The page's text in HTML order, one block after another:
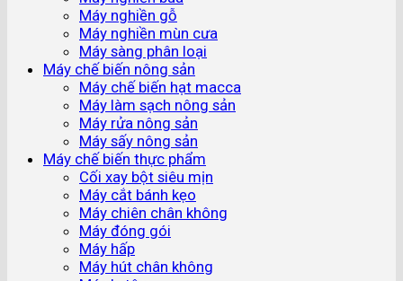
Máy nghiền gỗ
Máy nghiền mùn cưa
Máy sàng phân loại
Máy chế biến nông sản
Máy chế biến hạt macca
Máy làm sạch nông sản
Máy rửa nông sản
Máy sấy nông sản
Máy chế biến thực phẩm
Cối xay bột siêu mịn
Máy cắt bánh kẹo
Máy chiên chân không
Máy đóng gói
Máy hấp
Máy hút chân không